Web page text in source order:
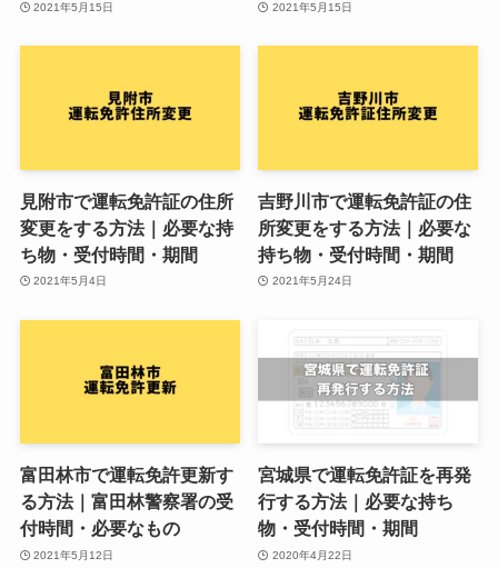
2021年5月15日 2021年5月15日
見附市で運転免許証の住所
変更をする方法｜必要な持
ち物・受付時間・期間
2021年5月4日
吉野川市で運転免許証の住
所変更をする方法｜必要な
持ち物・受付時間・期間
2021年5月24日
富田林市で運転免許更新す
る方法｜富田林警察署の受
付時間・必要なもの
2021年5月12日
宮城県で運転免許証を再発
行する方法｜必要な持ち
物・受付時間・期間
2020年4月22日